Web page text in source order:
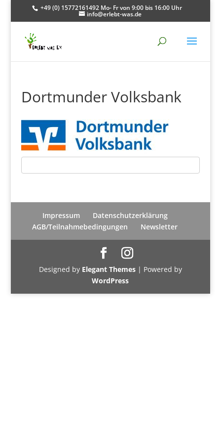
+49 (0) 15772161492 Mo- Fr von 9:00 bis 16:00 Uhr
info@erlebt-was.de
Dortmunder Volksbank
Impressum
Datenschutzerklärung
AGB/Teilnahmebedingungen
Newsletter
Designed by Elegant Themes| Powered by
WordPress